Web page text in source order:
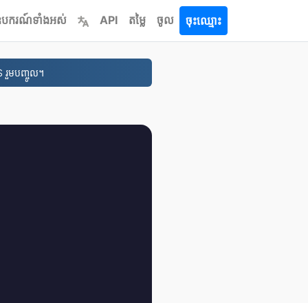
បករណ៍ទាំងអស់ API តម្លៃ ចូល ចុះឈ្មោះ
រួមបញ្ចូល។